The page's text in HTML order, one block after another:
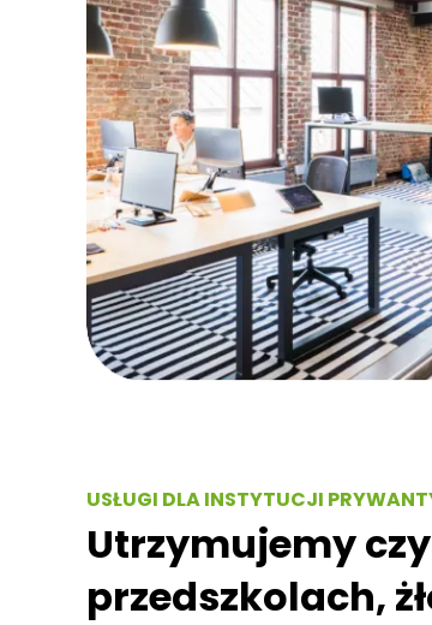
USŁUGI DLA INSTYTUCJI
Utrzymujemy
przedszkolach,